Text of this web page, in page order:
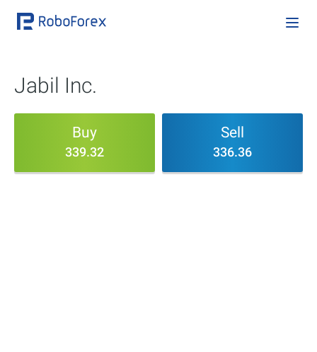
Jabil Inc.
Buy
339.32
Sell
336.36